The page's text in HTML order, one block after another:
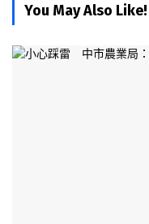
You May Also Like!